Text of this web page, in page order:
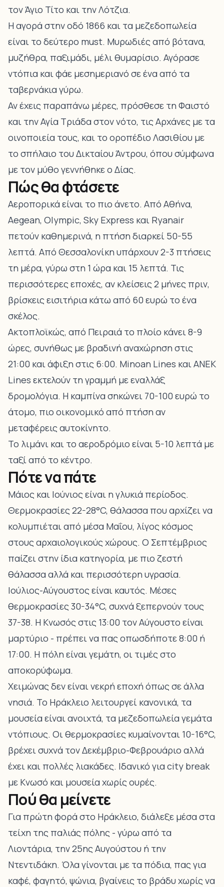
τον Άγιο Τίτο και την Λότζια.
Η αγορά στην οδό 1866 και τα μεζεδοπωλεία
είναι το δεύτερο must. Μυρωδιές από βότανα,
μυζήθρα, παξιμάδι, μέλι θυμαρίσιο. Αγόρασε
ντόπια και φάε μεσημεριανό σε ένα από τα
ταβερνάκια γύρω.
Αν έχεις παραπάνω μέρες, πρόσθεσε τη Φαιστό
και την Αγία Τριάδα στον νότο, τις Αρχάνες με τα
οινοποιεία τους, και το οροπέδιο Λασιθίου με
το σπήλαιο του Δικταίου Άντρου, όπου σύμφωνα
με τον μύθο γεννήθηκε ο Δίας.
Πώς θα φτάσετε
Αεροπορικά είναι το πιο άνετο. Από Αθήνα,
Aegean, Olympic, Sky Express και Ryanair
πετούν καθημερινά, η πτήση διαρκεί 50-55
λεπτά. Από Θεσσαλονίκη υπάρχουν 2-3 πτήσεις
τη μέρα, γύρω στη 1 ώρα και 15 λεπτά. Τις
περισσότερες εποχές, αν κλείσεις 2 μήνες πριν,
βρίσκεις εισιτήρια κάτω από 60 ευρώ το ένα
σκέλος.
Ακτοπλοϊκώς, από Πειραιά το πλοίο κάνει 8-9
ώρες, συνήθως με βραδινή αναχώρηση στις
21:00 και άφιξη στις 6:00. Minoan Lines και ANEK
Lines εκτελούν τη γραμμή με εναλλάξ
δρομολόγια. Η καμπίνα σηκώνει 70-100 ευρώ το
άτομο, πιο οικονομικό από πτήση αν
μεταφέρεις αυτοκίνητο.
Το λιμάνι και το αεροδρόμιο είναι 5-10 λεπτά με
ταξί από το κέντρο.
Πότε να πάτε
Μάιος και Ιούνιος είναι η γλυκιά περίοδος.
Θερμοκρασίες 22-28°C, θάλασσα που αρχίζει να
κολυμπιέται από μέσα Μαΐου, λίγος κόσμος
στους αρχαιολογικούς χώρους. Ο Σεπτέμβριος
παίζει στην ίδια κατηγορία, με πιο ζεστή
θάλασσα αλλά και περισσότερη υγρασία.
Ιούλιος-Αύγουστος είναι καυτός. Μέσες
θερμοκρασίες 30-34°C, συχνά ξεπερνούν τους
37-38. Η Κνωσός στις 13:00 τον Αύγουστο είναι
μαρτύριο - πρέπει να πας οπωσδήποτε 8:00 ή
17:00. Η πόλη είναι γεμάτη, οι τιμές στο
αποκορύφωμα.
Χειμώνας δεν είναι νεκρή εποχή όπως σε άλλα
νησιά. Το Ηράκλειο λειτουργεί κανονικά, τα
μουσεία είναι ανοιχτά, τα μεζεδοπωλεία γεμάτα
ντόπιους. Οι θερμοκρασίες κυμαίνονται 10-16°C,
βρέχει συχνά τον Δεκέμβριο-Φεβρουάριο αλλά
έχει και πολλές λιακάδες. Ιδανικό για city break
με Κνωσό και μουσεία χωρίς ουρές.
Πού θα μείνετε
Για πρώτη φορά στο Ηράκλειο, διάλεξε μέσα στα
τείχη της παλιάς πόλης - γύρω από τα
Λιοντάρια, την 25ης Αυγούστου ή την
Ντεντιδάκη. Όλα γίνονται με τα πόδια, πας για
καφέ, φαγητό, ψώνια, βγαίνεις το βράδυ χωρίς να